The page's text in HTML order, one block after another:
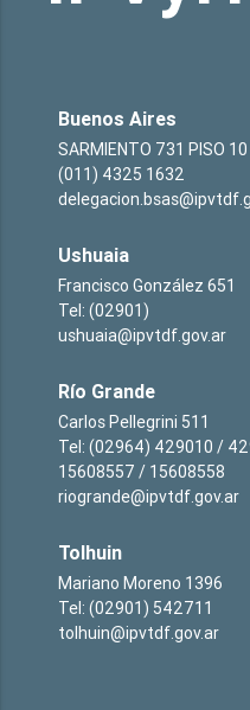
Buenos Aires
SARMIENTO 731 PISO 10
(011) 4325 1632
Ushuaia
Francisco González 651
Tel: (02901)
ushuaia@ipvtdf.gov.ar
Río Grande
Carlos Pellegrini 511
Tel: (02964) 429010 /
15608557 / 15608558
riogrande@ipvtdf.gov.ar
Tolhuin
Mariano Moreno 1396
Tel: (02901) 542711
tolhuin@ipvtdf.gov.ar